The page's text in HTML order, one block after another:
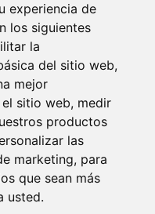
experiencia de
los siguientes
la
del sitio web,
mejor
sitio web, medir
productos
las
marketing, para
que sean más
usted.